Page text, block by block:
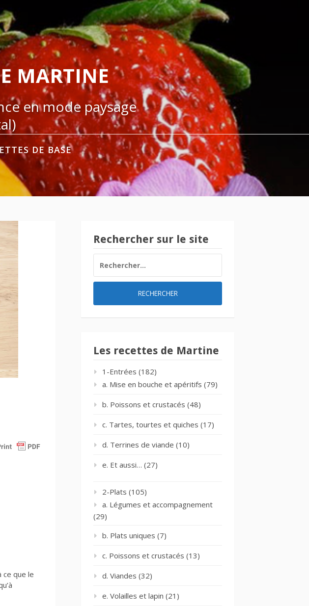
MARTINE
en mode paysage
DE BASE
ce que le
Rechercher sur le site
Les recettes de Martine
1-Entrées (182)
a. Mise en bouche et apéritifs (79)
b. Poissons et crustacés (48)
c. Tartes, tourtes et quiches (17)
d. Terrines de viande (10)
e. Et aussi… (27)
2-Plats (105)
a. Légumes et accompagnement
(29)
b. Plats uniques (7)
c. Poissons et crustacés (13)
d. Viandes (32)
e. Volailles et lapin (21)